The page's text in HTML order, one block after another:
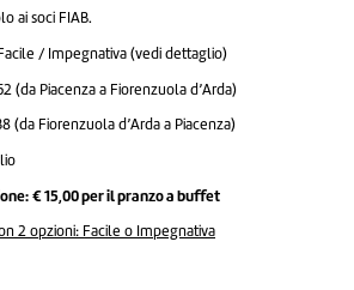
ai soci FIAB.
/ Impegnativa (vedi dettaglio)
(da Piacenza a Fiorenzuola d’Arda)
d’Arda a Piacenza)
€ 15,00 per il pranzo a buffet
2 opzioni: Facile o Impegnativa